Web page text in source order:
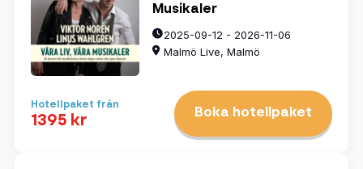
Musikaler
2025-09-12 - 2026-11-06
Malmö Live, Malmö
Hotellpaket från
1395 kr Boka hotellpaket